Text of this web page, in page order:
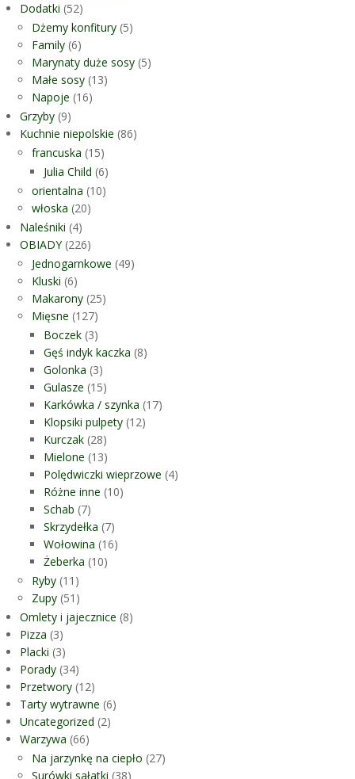
Dodatki (52)
Dżemy konfitury (5)
Family (6)
Marynaty duże sosy (5)
Małe sosy (13)
Napoje (16)
Grzyby (9)
Kuchnie niepolskie (86)
francuska (15)
Julia Child (6)
orientalna (10)
włoska (20)
Naleśniki (4)
OBIADY(226)
Jednogarnkowe (49)
Kluski (6)
Makarony (25)
Mięsne (127)
Boczek (3)
Gęś indyk kaczka (8)
Golonka (3)
Gulasze (15)
Karkówka / szynka (17)
Klopsiki pulpety (12)
Kurczak (28)
Mielone (13)
Polędwiczki wieprzowe (4)
Różne inne (10)
Schab (7)
Skrzydełka (7)
Wołowina (16)
Żeberka (10)
Ryby (11)
Zupy (51)
Omlety i jajecznice (8)
Pizza (3)
Placki (3)
Porady (34)
Przetwory (12)
Tarty wytrawne (6)
Uncategorized (2)
Warzywa (66)
Na jarzynkę na ciepło (27)
Surówki sałatki (38)